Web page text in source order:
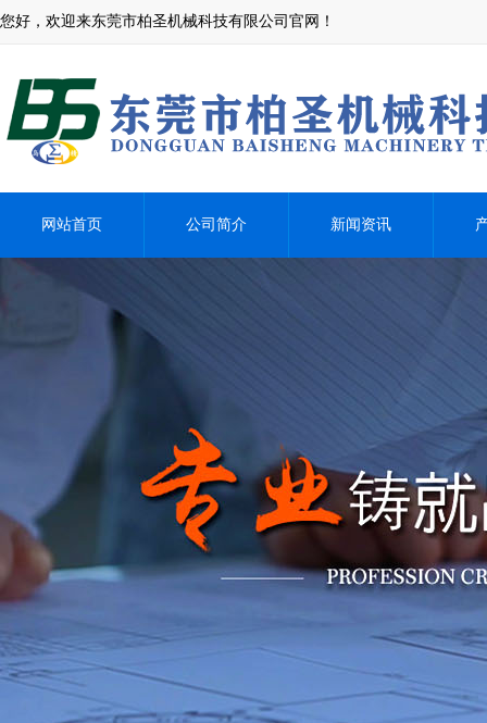
您好，欢迎来东莞市柏圣机械科技有限公司官网！
网站首页 公司简介 新闻资讯